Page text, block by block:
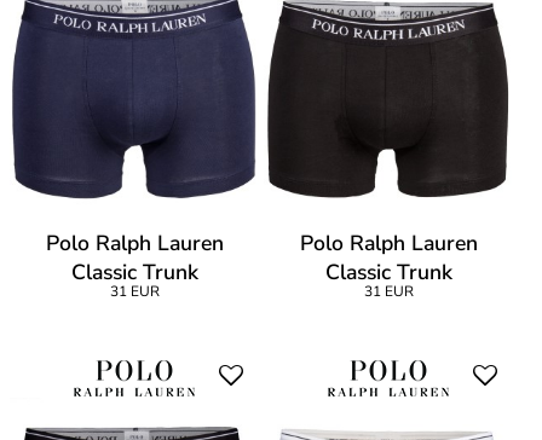
Polo Ralph Lauren
Classic Trunk
31 EUR
Polo Ralph Lauren
Classic Trunk
31 EUR